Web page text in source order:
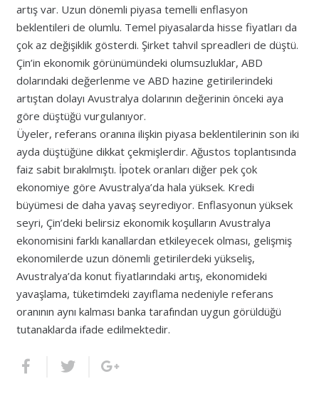
artış var. Uzun dönemli piyasa temelli enflasyon
beklentileri de olumlu. Temel piyasalarda hisse fiyatları da
çok az değişiklik gösterdi. Şirket tahvil spreadleri de düştü.
Çin’in ekonomik görünümündeki olumsuzluklar, ABD
dolarındaki değerlenme ve ABD hazine getirilerindeki
artıştan dolayı Avustralya dolarının değerinin önceki aya
göre düştüğü vurgulanıyor.
Üyeler, referans oranına ilişkin piyasa beklentilerinin son iki
ayda düştüğüne dikkat çekmişlerdir. Ağustos toplantısında
faiz sabit bırakılmıştı. İpotek oranları diğer pek çok
ekonomiye göre Avustralya’da hala yüksek. Kredi
büyümesi de daha yavaş seyrediyor. Enflasyonun yüksek
seyri, Çin’deki belirsiz ekonomik koşulların Avustralya
ekonomisini farklı kanallardan etkileyecek olması, gelişmiş
ekonomilerde uzun dönemli getirilerdeki yükseliş,
Avustralya’da konut fiyatlarındaki artış, ekonomideki
yavaşlama, tüketimdeki zayıflama nedeniyle referans
oranının aynı kalması banka tarafından uygun görüldüğü
tutanaklarda ifade edilmektedir.